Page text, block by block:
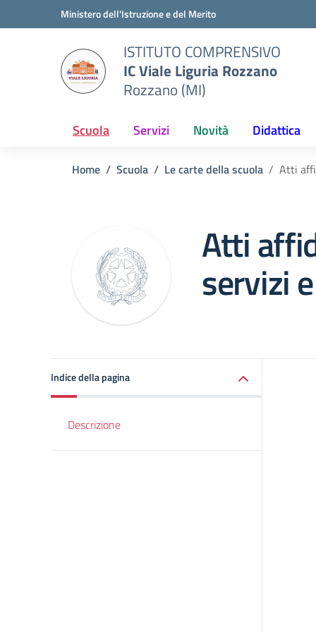
Vai ai contenuti
Vai al menu di navigazioneMinistero dell'Istruzione e del Merito
ISTITUTO COMPRENSIVO
IC Viale Liguria Rozzano
Rozzano (MI)
Scuola Servizi Novità Didattica
Home Scuola Le carte della scuola Atti
Atti
servizi
Indice della pagina
Descrizione